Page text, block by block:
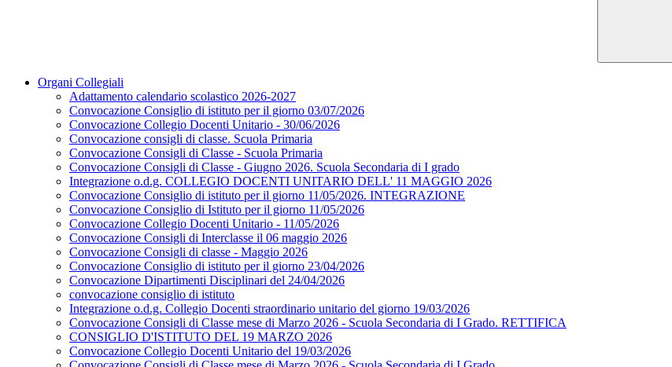
Organi Collegiali
Adattamento calendario scolastico 2026-2027
Convocazione Consiglio di istituto per il giorno 03/07/2026
Convocazione Collegio Docenti Unitario - 30/06/2026
Convocazione consigli di classe. Scuola Primaria
Convocazione Consigli di Classe - Scuola Primaria
Convocazione Consigli di Classe - Giugno 2026. Scuola Secondaria di I grado
Integrazione o.d.g. COLLEGIO DOCENTI UNITARIO DELL' 11 MAGGIO 2026
Convocazione Consiglio di istituto per il giorno 11/05/2026. INTEGRAZIONE
Convocazione Consiglio di Istituto per il giorno 11/05/2026
Convocazione Collegio Docenti Unitario - 11/05/2026
Convocazione Consigli di Interclasse il 06 maggio 2026
Convocazione Consigli di classe - Maggio 2026
Convocazione Consiglio di istituto per il giorno 23/04/2026
Convocazione Dipartimenti Disciplinari del 24/04/2026
convocazione consiglio di istituto
Integrazione o.d.g. Collegio Docenti straordinario unitario del giorno 19/03/2026
Convocazione Consigli di Classe mese di Marzo 2026 - Scuola Secondaria di I Grado. RETTIFICA
CONSIGLIO D'ISTITUTO DEL 19 MARZO 2026
Convocazione Collegio Docenti Unitario del 19/03/2026